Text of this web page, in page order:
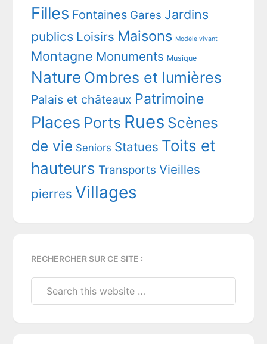
Filles Fontaines Gares Jardins
publics Loisirs Maisons Modèle vivant
Montagne Monuments Musique
Nature Ombres et lumières
Palais et châteaux Patrimoine
Places Ports Rues Scènes
de vie Seniors Statues Toits et
hauteurs Transports Vieilles
pierres Villages
RECHERCHER SUR CE SITE :